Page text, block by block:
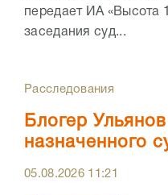
передает ИА «Высота
заседания суд...
Расследования
Блогер
назначенного
05.08.2026 11:21